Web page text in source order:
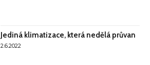
Jediná klimatizace, která nedělá průvan
2.6.2022